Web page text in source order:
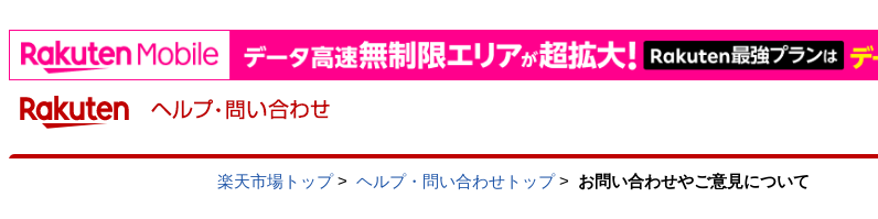
楽天市場トップ> ヘルプ・問い合わせトップ> お問い合わせやご意見について